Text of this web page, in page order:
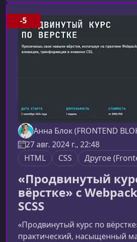
видимость и облегчает
пользователей.Что это за
научитКурс знакомит вас с
Three Fiber — популярной
Анна Блок (FRONTEND
27 авг. 2024 г., 22:48
HTML
CSS Другое
«Продвинутый
вёрстке» с
SCSS
«Продвинутый курс по
практический, насыщенный
-5